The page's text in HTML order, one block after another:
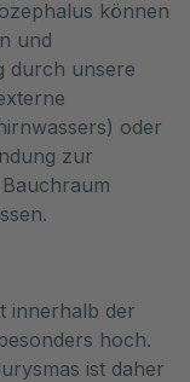
können
und
durch unsere
oder
zur
innerhalb der
hoch.
ist daher